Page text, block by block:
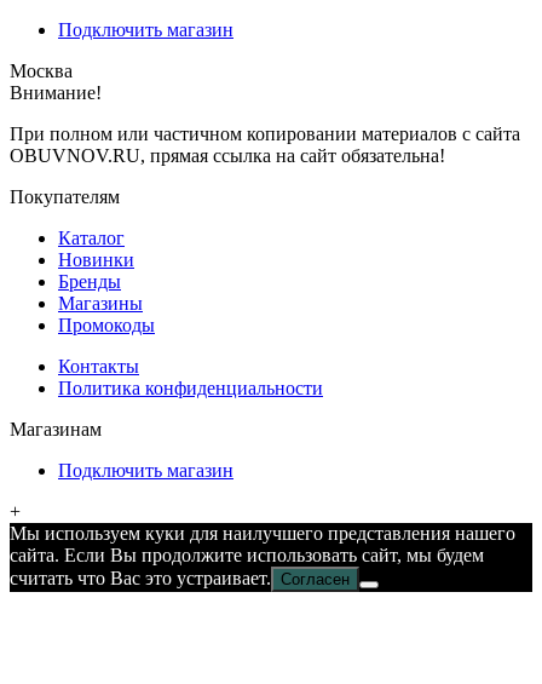
Подключить магазин
Москва
Внимание!
При полном или частичном копировании материалов с сайта
OBUVNOV.RU, прямая ссылка на сайт обязательна!
Покупателям
Каталог
Новинки
Бренды
Магазины
Промокоды
Контакты
Политика конфиденциальности
Магазинам
Подключить магазин
+
Мы используем куки для наилучшего представления нашего
сайта. Если Вы продолжите использовать сайт, мы будем
считать что Вас это устраивает. Согласен